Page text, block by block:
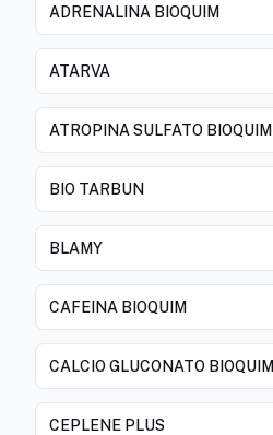
ADRENALINA BIOQUIM
ATARVA
ATROPINA SULFATO BIOQUIM
BIO TARBUN
BLAMY
CAFEINA BIOQUIM
CALCIO GLUCONATO BIOQUIM
CEPLENE PLUS